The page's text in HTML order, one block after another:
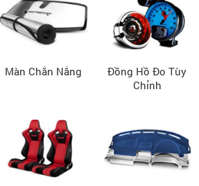
Màn Chắn Nắng
Đồng Hồ Đo Tùy
Chỉnh